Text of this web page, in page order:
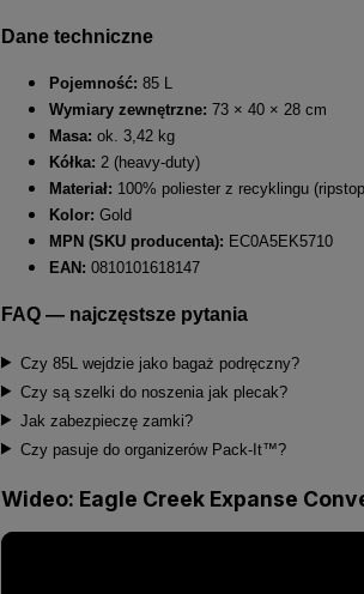
Dane techniczne
Pojemność: 85 L
Wymiary zewnętrzne: 73 × 40 × 28 cm
Masa: ok. 3,42 kg
Kółka: 2 (heavy-duty)
Materiał: 100% poliester z recyklingu
Kolor: Gold
MPN (SKU producenta): EC0A5EK5710
EAN: 0810101618147
FAQ — najczęstsze pytania
Czy 85L wejdzie jako bagaż podręczny?
Czy są szelki do noszenia jak plecak?
Jak zabezpieczę zamki?
Czy pasuje do organizerów Pack-It™?
Wideo: Eagle Creek Expanse